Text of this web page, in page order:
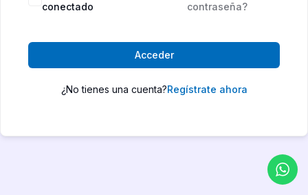
conectado
contraseña?
Acceder
¿No tienes una cuenta?Regístrate ahora